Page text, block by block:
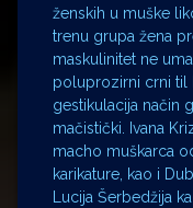
ženskih u muške
trenu grupa žena
maskulinitet ne
poluprozirni crni til
gestikulacija način
mačistički. Ivana
macho muškarca
karikature, kao i
Lucija Šerbedžija